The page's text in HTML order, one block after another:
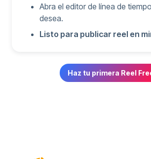
Abra el editor de línea de
desea.
Listo para publicar reel en
Haz tu primera Reel